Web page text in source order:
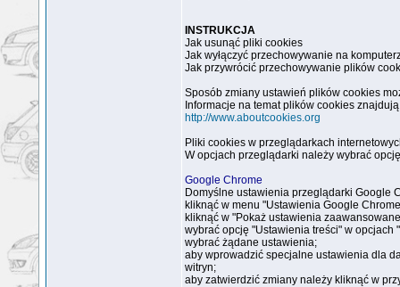
INSTRUKCJA
Jak usunąć pliki cookies
Jak wyłączyć przechowywanie na
Jak przywrócić przechowywanie plików
Sposób zmiany ustawień plików cookies
Informacje na temat plików cookies
http://www.aboutcookies.org
Pliki cookies w przeglądarkach
W opcjach przeglądarki należy wybrać
Google Chrome
Domyślne ustawienia przeglądarki Google
kliknąć w menu "Ustawienia Google
kliknąć w "Pokaż ustawienia
wybrać opcję "Ustawienia treści" w opcjach
wybrać żądane ustawienia;
aby wprowadzić specjalne ustawienia dla
witryn;
aby zatwierdzić zmiany należy kliknąć w